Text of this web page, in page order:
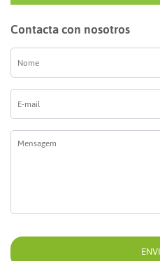
Contacta con nosotros
Nome
mail
*